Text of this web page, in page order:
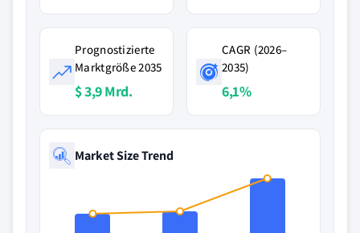
Prognostizierte
Marktgröße 2035
$ 3,9 Mrd.
CAGR (2026–
2035)
6,1%
Market Size Trend